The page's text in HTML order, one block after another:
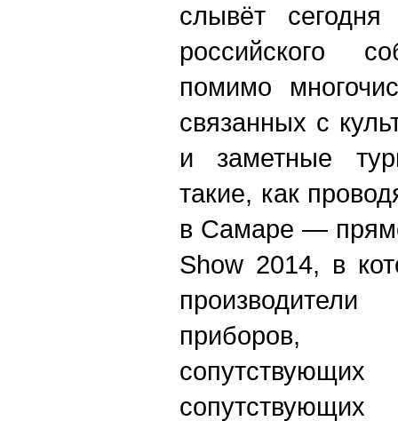
слывёт сегодня
российского
помимо
связанных с
и заметные
такие, как
в Самаре —
Show 2014, в
приборов,